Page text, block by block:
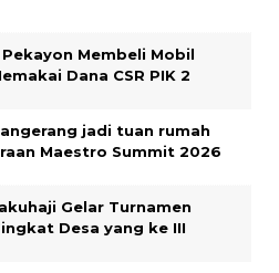
Membeli Mobil
Dana CSR PIK 2
jadi tuan rumah
Maestro Summit 2026
Gelar Turnamen
Desa yang ke III